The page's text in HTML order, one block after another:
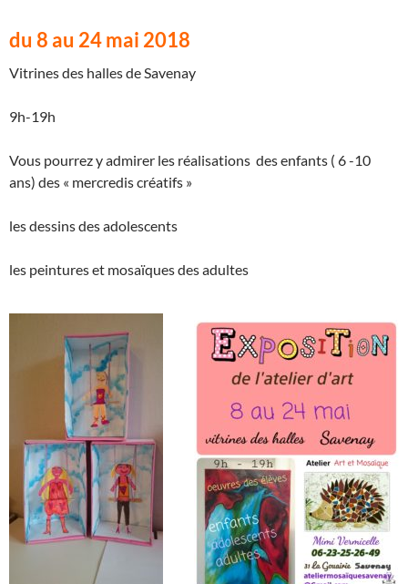
du 8 au 24 mai 2018
Vitrines des halles de Savenay
9h-19h
Vous pourrez y admirer les réalisations des enfants ( 6 -10
ans) des « mercredis créatifs »
les dessins des adolescents
les peintures et mosaïques des adultes